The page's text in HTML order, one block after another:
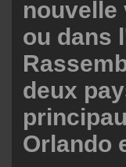
nouvelle
ou dans
deux
Orlando